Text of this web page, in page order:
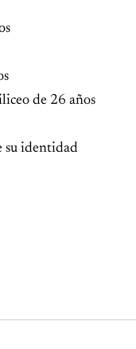
de 26 años
su identidad